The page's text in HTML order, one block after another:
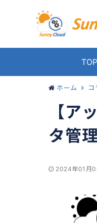
TOP
ホーム コ
【ア
タ管
2024年01月